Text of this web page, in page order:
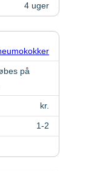
4 uger
på
kr.
1-2